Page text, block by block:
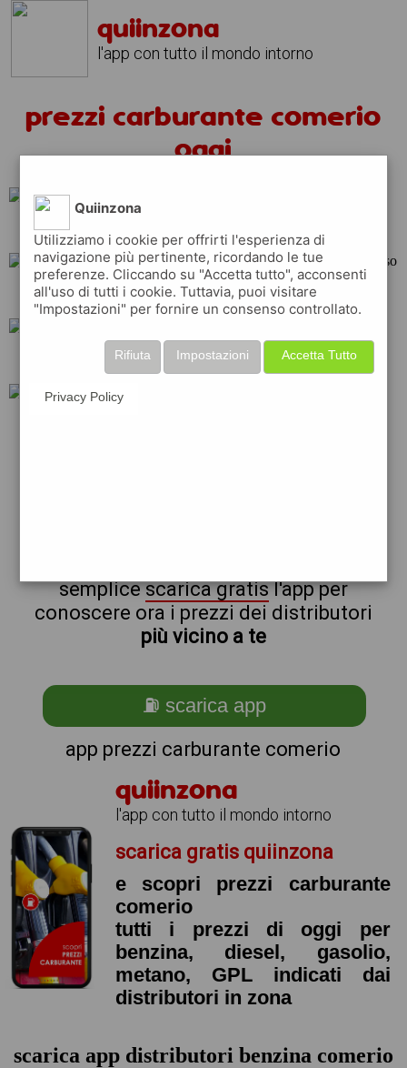
quiinzona
l'app con tutto il mondo intorno
prezzi carburante comerio
oggi
api
shell repsol
erg q8
semplicescarica gratisl'app per
conoscere ora i prezzi dei distributori
più vicino a te
⛽ scarica app
app prezzi carburante comerio
quiinzona
l'app con tutto il mondo intorno
scarica gratis quiinzona
e scopri prezzi carburante
comerio
tutti i prezzi di oggi per
benzina, diesel, gasolio,
metano, GPL indicati dai
distributori in zona
scarica app distributori benzina comerio
Quiinzona
Utilizziamo i cookie per offrirti l'esperienza di
navigazione più pertinente, ricordando le tue
preferenze. Cliccando su "Accetta tutto", acconsenti
all'uso di tutti i cookie. Tuttavia, puoi visitare
"Impostazioni" per fornire un consenso controllato.
Accetta Tutto
Impostazioni
Rifiuta
Privacy Policy